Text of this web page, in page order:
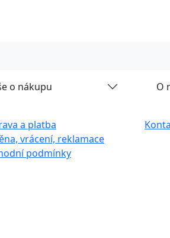
o nákupu
a platba
vrácení, reklamace
podmínky
O